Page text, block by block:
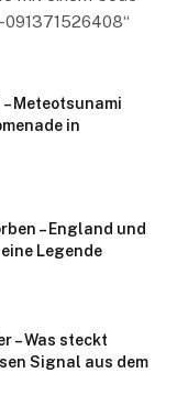
Meteotsunami
in
– England und
Legende
– Was steckt
Signal aus dem